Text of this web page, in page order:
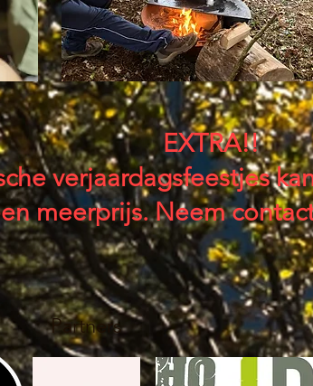
EXTRA!!
verjaardagsfeestjes
meerprijs. Neem
Partners